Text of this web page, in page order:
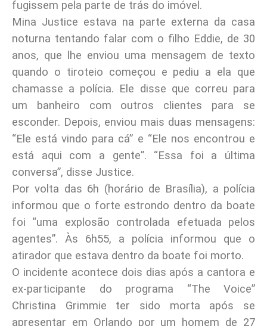
fugissem pela parte de trás do imóvel.
Mina Justice estava na parte externa da casa
noturna tentando falar com o filho Eddie, de 30
anos, que lhe enviou uma mensagem de texto
quando o tiroteio começou e pediu a ela que
chamasse a polícia. Ele disse que correu para
um banheiro com outros clientes para se
esconder. Depois, enviou mais duas mensagens:
“Ele está vindo para cá” e “Ele nos encontrou e
está aqui com a gente”. “Essa foi a última
conversa”, disse Justice.
Por volta das 6h (horário de Brasília), a polícia
informou que o forte estrondo dentro da boate
foi “uma explosão controlada efetuada pelos
agentes”. Às 6h55, a polícia informou que o
atirador que estava dentro da boate foi morto.
O incidente acontece dois dias após a cantora e
ex-participante do programa “The Voice”
Christina Grimmie ter sido morta após se
apresentar em Orlando por um homem de 27